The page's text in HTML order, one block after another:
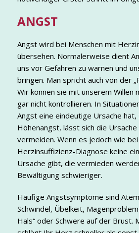
ANGST
Angst wird bei Menschen mit
übersehen. Normalerweise dient
uns vor Gefahren zu warnen und
bringen. Man spricht auch von der
Wir können sie mit unserem Willen
gar nicht kontrollieren. In
Angst eine eindeutige Ursache hat,
Höhenangst, lässt sich die
vermeiden. Wenn es jedoch wie
Herzinsuffizienz-Diagnose keine
Ursache gibt, die vermieden
Bewältigung schwieriger.
Häufige Angstsymptome sind
Schwindel, Übelkeit,
Hals“ oder Schwere auf der Brust.